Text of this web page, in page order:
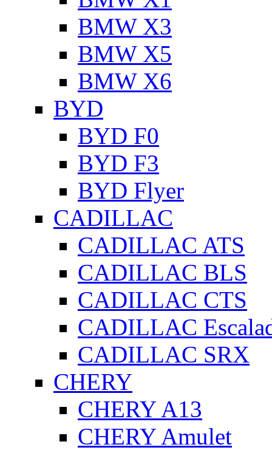
BMW X3
BMW X5
BMW X6
BYD
BYD F0
BYD F3
BYD Flyer
CADILLAC
CADILLAC ATS
CADILLAC BLS
CADILLAC CTS
CADILLAC
CADILLAC SRX
CHERY
CHERY A13
CHERY Amulet